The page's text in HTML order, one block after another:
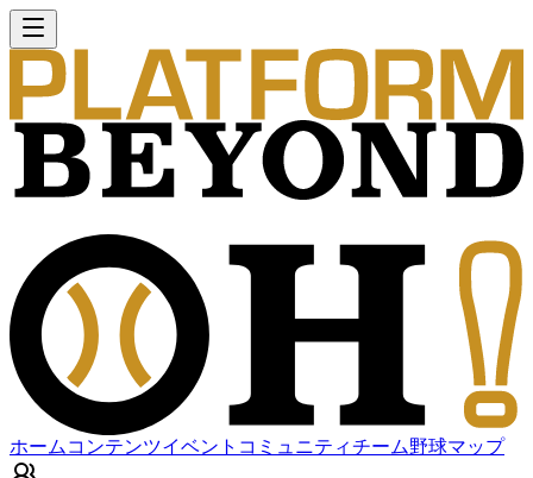
ホーム コンテンツイベント コミュニティチーム野球マップ